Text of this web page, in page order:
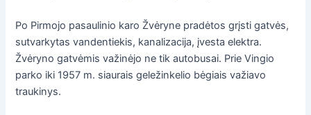
Po Pirmojo pasaulinio karo Žvėryne pradėtos grįsti gatvės,
sutvarkytas vandentiekis, kanalizacija, įvesta elektra.
Žvėryno gatvėmis važinėjo ne tik autobusai. Prie Vingio
parko iki 1957 m. siaurais geležinkelio bėgiais važiavo
traukinys.